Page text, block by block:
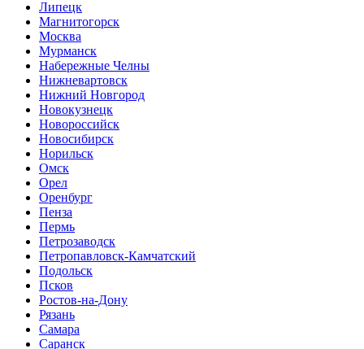
Липецк
Магнитогорск
Москва
Мурманск
Набережные Челны
Нижневартовск
Нижний Новгород
Новокузнецк
Новороссийск
Новосибирск
Норильск
Омск
Орел
Оренбург
Пенза
Пермь
Петрозаводск
Петропавловск-Камчатский
Подольск
Псков
Ростов-на-Дону
Рязань
Самара
Саранск